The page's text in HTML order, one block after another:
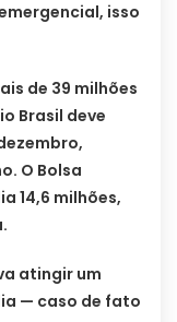
isso
de 39 milhões
Brasil deve
O Bolsa
14,6 milhões,
atingir um
— caso de fato